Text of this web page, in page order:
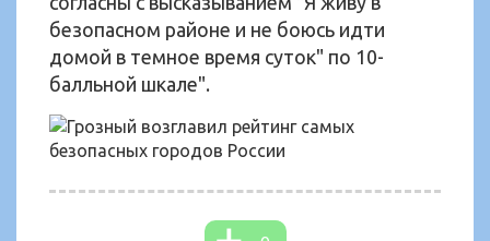
безопасном районе и не боюсь идти
домой в темное время суток" по 10-
балльной шкале".